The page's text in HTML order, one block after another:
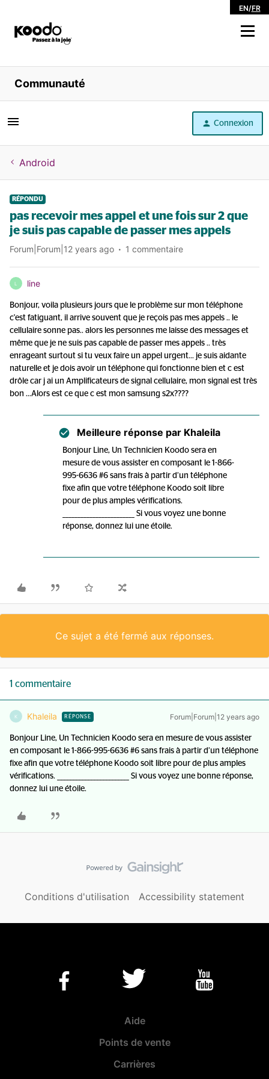
EN/FR
Magasiner
Libre service
Aide
Communauté
Connexion
Android
RÉPONDU
pas recevoir mes appel et une fois sur 2 que
je suis pas capable de passer mes appels
Forum|Forum|12 years ago 1 commentaire
L line
Bonjour, voila plusieurs jours que le problème sur mon téléphone
c'est fatiguant, il arrive souvent que je reçois pas mes appels .. le
cellulaire sonne pas.. alors les personnes me laisse des messages et
même que je ne suis pas capable de passer mes appels .. très
enrageant surtout si tu veux faire un appel urgent... je suis aidante
naturelle et je dois avoir un téléphone qui fonctionne bien et c est
drôle car j ai un Amplificateurs de signal cellulaire, mon signal est très
bon ...Alors est ce que c est mon samsung s2x????
Meilleure réponse par Khaleila
Bonjour Line, Un Technicien Koodo sera en
mesure de vous assister en composant le 1-866-
995-6636 #6 sans frais à partir d’un téléphone
fixe afin que votre téléphone Koodo soit libre
pour de plus amples vérifications.
________________________ Si vous voyez une bonne
réponse, donnez lui une étoile.
Ce sujet a été fermé aux réponses.
1 commentaire
K Khaleila RÉPONSE Forum|Forum|12 years ago
Bonjour Line, Un Technicien Koodo sera en mesure de vous assister
en composant le 1-866-995-6636 #6 sans frais à partir d’un téléphone
fixe afin que votre téléphone Koodo soit libre pour de plus amples
vérifications. ________________________ Si vous voyez une bonne réponse,
donnez lui une étoile.
Conditions d'utilisation Accessibility statement
Aide
Points de vente
Carrières